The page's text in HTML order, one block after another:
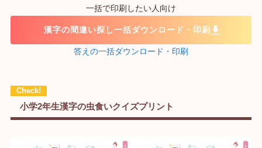
一括で印刷したい人向け
漢字の間違い探し一括ダウンロード・印刷
答えの一括ダウンロード・印刷
小学2年生漢字の虫食いクイズプリント